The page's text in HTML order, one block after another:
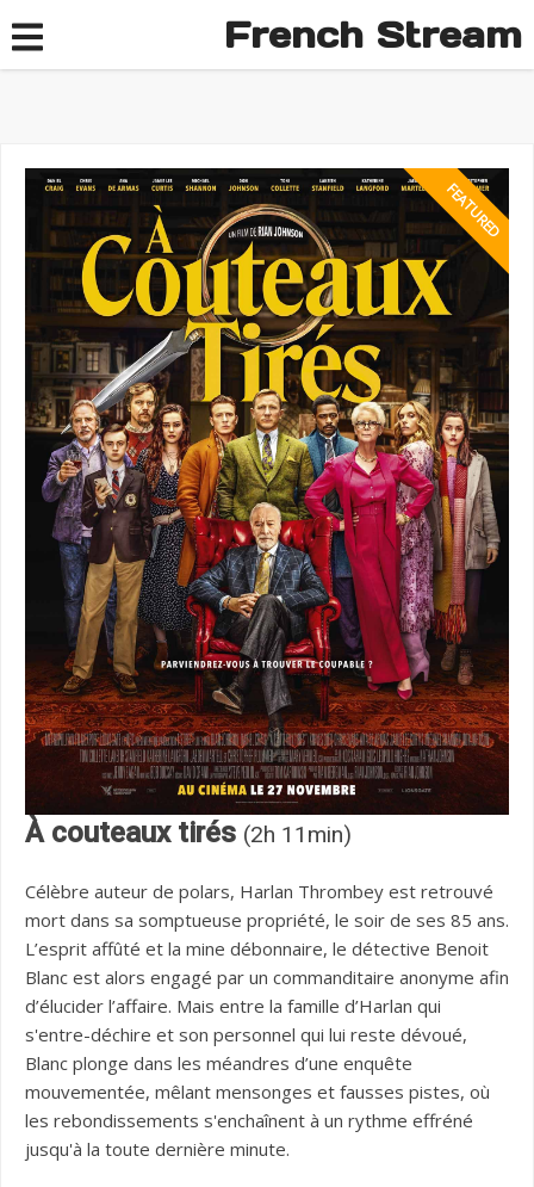
French Stream
À couteaux tirés (2h 11min)
Célèbre auteur de polars, Harlan Thrombey est retrouvé
mort dans sa somptueuse propriété, le soir de ses 85 ans.
L’esprit affûté et la mine débonnaire, le détective Benoit
Blanc est alors engagé par un commanditaire anonyme afin
d’élucider l’affaire. Mais entre la famille d’Harlan qui
s'entre-déchire et son personnel qui lui reste dévoué,
Blanc plonge dans les méandres d’une enquête
mouvementée, mêlant mensonges et fausses pistes, où
les rebondissements s'enchaînent à un rythme effréné
jusqu'à la toute dernière minute.